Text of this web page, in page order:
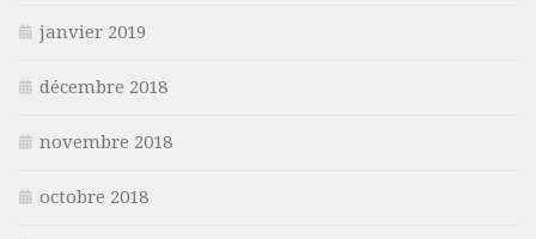
janvier 2019
décembre 2018
novembre 2018
octobre 2018